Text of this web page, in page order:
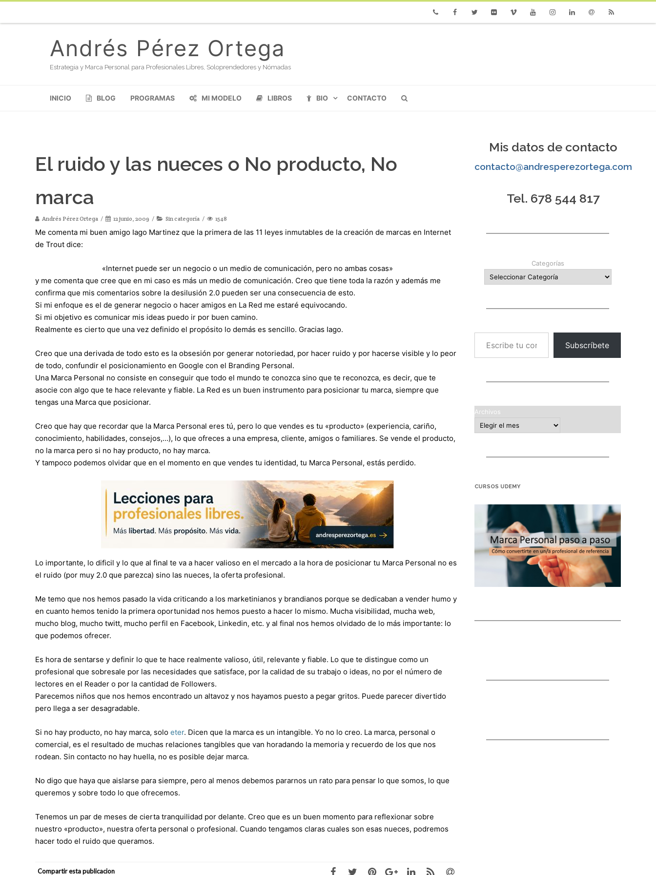
Andrés Pérez Ortega
Estrategia y Marca Personal para Profesionales Libres, Soloprendedores y Nómadas
INICIO BLOG PROGRAMAS MI MODELO LIBROS BIO CONTACTO
El ruido y las nueces o No producto, No
marca
Andrés Pérez Ortega 12 junio, 2009 Sin categoría 1548
Me comenta mi buen amigo Iago Martinez que la primera de las 11 leyes inmutables de la creación de marcas en Internet
de Trout dice:
«Internet puede ser un negocio o un medio de comunicación, pero no ambas cosas»
y me comenta que cree que en mi caso es más un medio de comunicación. Creo que tiene toda la razón y además me
confirma que mis comentarios sobre la desilusión 2.0 pueden ser una consecuencia de esto.
Si mi enfoque es el de generar negocio o hacer amigos en La Red me estaré equivocando.
Si mi objetivo es comunicar mis ideas puedo ir por buen camino.
Realmente es cierto que una vez definido el propósito lo demás es sencillo. Gracias Iago.
Creo que una derivada de todo esto es la obsesión por generar notoriedad, por hacer ruido y por hacerse visible y lo peor
de todo, confundir el posicionamiento en Google con el Branding Personal.
Una Marca Personal no consiste en conseguir que todo el mundo te conozca sino que te reconozca, es decir, que te
asocie con algo que te hace relevante y fiable. La Red es un buen instrumento para posicionar tu marca, siempre que
tengas una Marca que posicionar.
Creo que hay que recordar que la Marca Personal eres tú, pero lo que vendes es tu «producto» (experiencia, cariño,
conocimiento, habilidades, consejos,…), lo que ofreces a una empresa, cliente, amigos o familiares. Se vende el producto,
no la marca pero si no hay producto, no hay marca.
Y tampoco podemos olvidar que en el momento en que vendes tu identidad, tu Marca Personal, estás perdido.
Lo importante, lo dificil y lo que al final te va a hacer valioso en el mercado a la hora de posicionar tu Marca Personal no es
el ruido (por muy 2.0 que parezca) sino las nueces, la oferta profesional.
Me temo que nos hemos pasado la vida criticando a los marketinianos y brandianos porque se dedicaban a vender humo y
en cuanto hemos tenido la primera oportunidad nos hemos puesto a hacer lo mismo. Mucha visibilidad, mucha web,
mucho blog, mucho twitt, mucho perfil en Facebook, Linkedin, etc. y al final nos hemos olvidado de lo más importante: lo
que podemos ofrecer.
Es hora de sentarse y definir lo que te hace realmente valioso, útil, relevante y fiable. Lo que te distingue como un
profesional que sobresale por las necesidades que satisface, por la calidad de su trabajo o ideas, no por el número de
lectores en el Reader o por la cantidad de Followers.
Parecemos niños que nos hemos encontrado un altavoz y nos hayamos puesto a pegar gritos. Puede parecer divertido
pero llega a ser desagradable.
Si no hay producto, no hay marca, solo eter. Dicen que la marca es un intangible. Yo no lo creo. La marca, personal o
comercial, es el resultado de muchas relaciones tangibles que van horadando la memoria y recuerdo de los que nos
rodean. Sin contacto no hay huella, no es posible dejar marca.
No digo que haya que aislarse para siempre, pero al menos debemos pararnos un rato para pensar lo que somos, lo que
queremos y sobre todo lo que ofrecemos.
Tenemos un par de meses de cierta tranquilidad por delante. Creo que es un buen momento para reflexionar sobre
nuestro «producto», nuestra oferta personal o profesional. Cuando tengamos claras cuales son esas nueces, podremos
hacer todo el ruido que queramos.
Compartir esta publicacion
Mis datos de contacto
contacto@andresperezortega.com
Tel. 678 544 817
Categorías
Escribe tu correo electrónico…
Subscríbete
Archivos
CURSOS UDEMY